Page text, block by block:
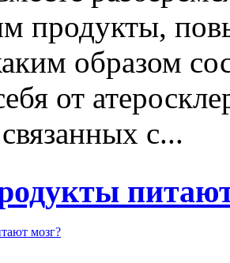
продукты,
образом
от
с...